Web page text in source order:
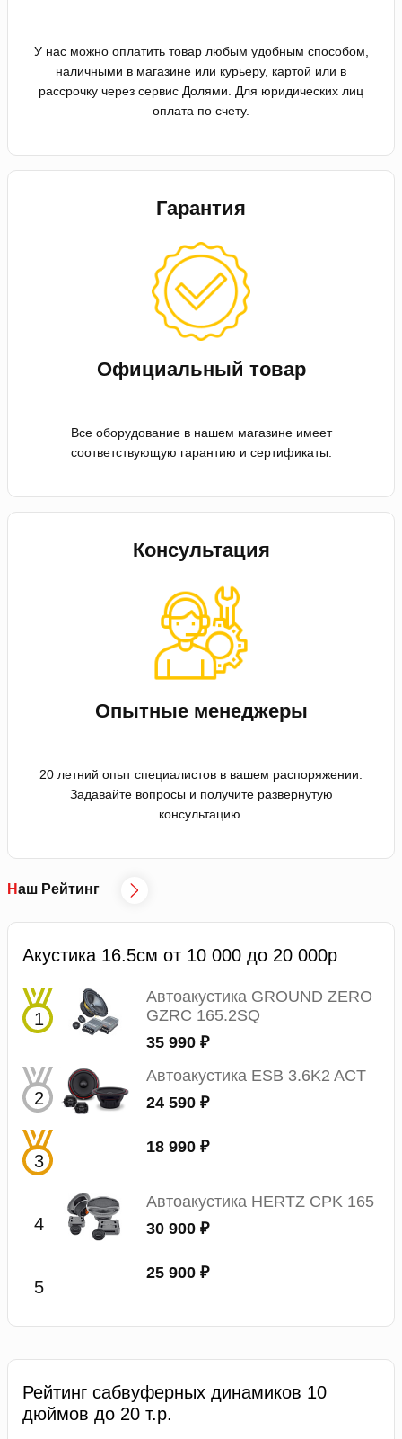
У нас можно оплатить товар любым удобным способом,
наличными в магазине или курьеру, картой или в
рассрочку через сервис Долями. Для юридических лиц
оплата по счету.
Гарантия
Официальный товар
Все оборудование в нашем магазине имеет
соответствующую гарантию и сертификаты.
Консультация
Опытные менеджеры
20 летний опыт специалистов в вашем распоряжении.
Задавайте вопросы и получите развернутую
консультацию.
Наш Рейтинг
Акустика 16.5см от 10 000 до 20 000р
Автоакустика GROUND ZERO
GZRC 165.2SQ
35 990 ₽
Автоакустика ESB 3.6K2 ACT
24 590 ₽
18 990 ₽
Автоакустика HERTZ CPK 165
30 900 ₽
25 900 ₽
Рейтинг сабвуферных динамиков 10
дюймов до 20 т.р.